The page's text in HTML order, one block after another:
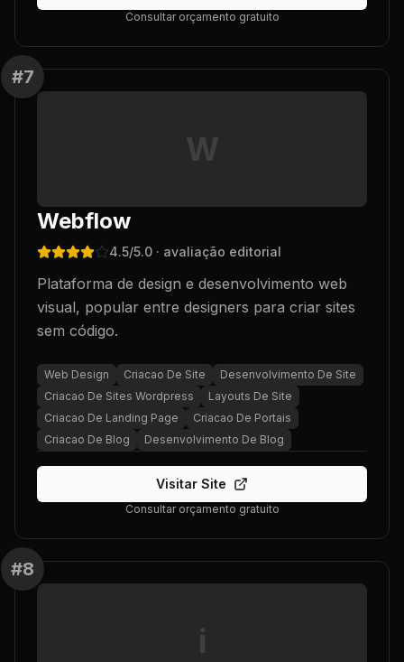
Consultar orçamento gratuito
#7
W
Webflow
4.5/5.0 · avaliação editorial
Plataforma de design e desenvolvimento web
visual, popular entre designers para criar sites
sem código.
Web Design Criacao De Site
Desenvolvimento De Site
Criacao De Sites Wordpress
Layouts De Site
Criacao De Landing Page
Criacao De Portais
Criacao De Blog
Desenvolvimento De Blog
Visitar Site
Consultar orçamento gratuito
#8
i